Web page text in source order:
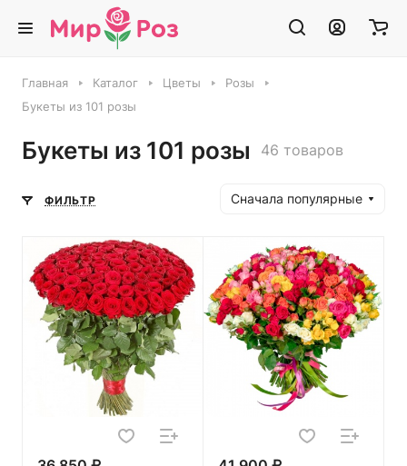
Главная Каталог Цветы
Розы
Букеты из 101 розы
Букеты из 101 розы 46 товаров
ФИЛЬТР Сначала популярные